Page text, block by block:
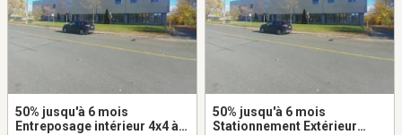
50% jusqu'à 6 mois
Entreposage intérieur 4x4 à
50% jusqu'à 6 mois
Stationnement Extérieur